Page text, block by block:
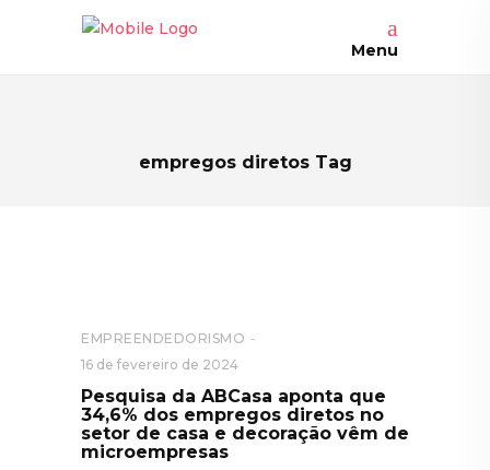
Menu
empregos diretos Tag
EMPREENDEDORISMO
16 de fevereiro de 2024
Pesquisa da ABCasa aponta que
34,6% dos empregos diretos no
setor de casa e decoração vêm de
microempresas